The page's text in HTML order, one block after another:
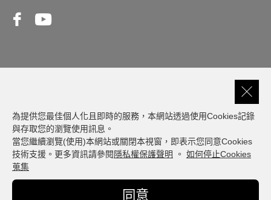
客服專線0809-000-550
建議瀏覽器版本: 最新版本 Chrome、Firefox、
Safari、Edge
為提供您最佳個人化且即時的服務，本網站透過使用Cookies記錄
與存取您的瀏覽使用訊息。
當您繼續瀏覽(使用)本網站或關閉本視窗，即表示您同意Cookies
技術支援。更多資訊請參閱 隱私權保護聲明 。 如何停止Cookies
蒐集
同意